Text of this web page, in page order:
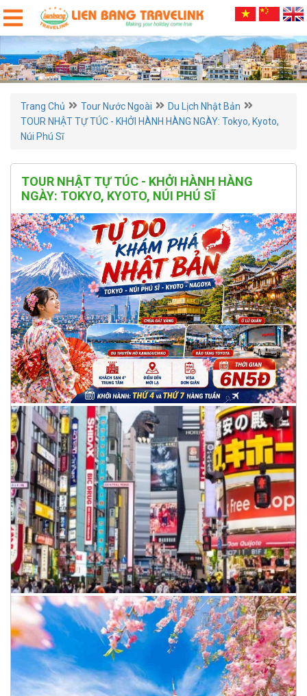
Trang Chủ Tour Nước Ngoài
Du Lịch Nhật Bản
TOUR NHẬT TỰ TÚC - KHỞI HÀNH HÀNG NGÀY: Tokyo, Kyoto,
Núi Phú Sĩ
TOUR NHẬT TỰ TÚC - KHỞI HÀNH HÀNG
NGÀY: TOKYO, KYOTO, NÚI PHÚ SĨ